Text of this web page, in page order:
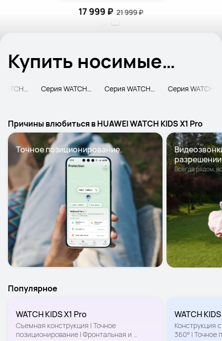
Купить носимые
устройства
Серия WATCH FIT и Band Серия WATCH GT Серия WATCH Ultimate Серия WATCH
Причины влюбиться в HUAWEI WATCH KIDS X1 Pro
Точное позиционирование.
Всегда рядом,
Популярное
WATCH KIDS X1 Pro
Съемная конструкция | Точное
позиционирование | Фронтальная и
WATCH KIDS
Конструкция
360° | Точное